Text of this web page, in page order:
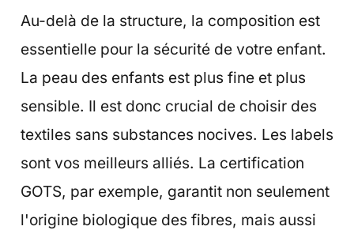
Au-delà de la structure, la composition est
essentielle pour la sécurité de votre enfant.
La peau des enfants est plus fine et plus
sensible. Il est donc crucial de choisir des
textiles sans substances nocives. Les labels
sont vos meilleurs alliés. La certification
GOTS, par exemple, garantit non seulement
l'origine biologique des fibres, mais aussi